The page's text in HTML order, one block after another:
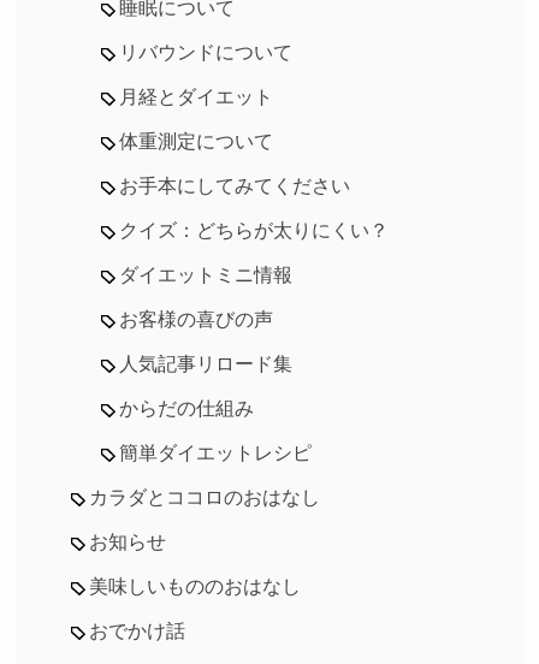
睡眠について
リバウンドについて
月経とダイエット
体重測定について
お手本にしてみてください
クイズ：どちらが太りにくい？
ダイエットミニ情報
お客様の喜びの声
人気記事リロード集
からだの仕組み
簡単ダイエットレシピ
カラダとココロのおはなし
お知らせ
美味しいもののおはなし
おでかけ話